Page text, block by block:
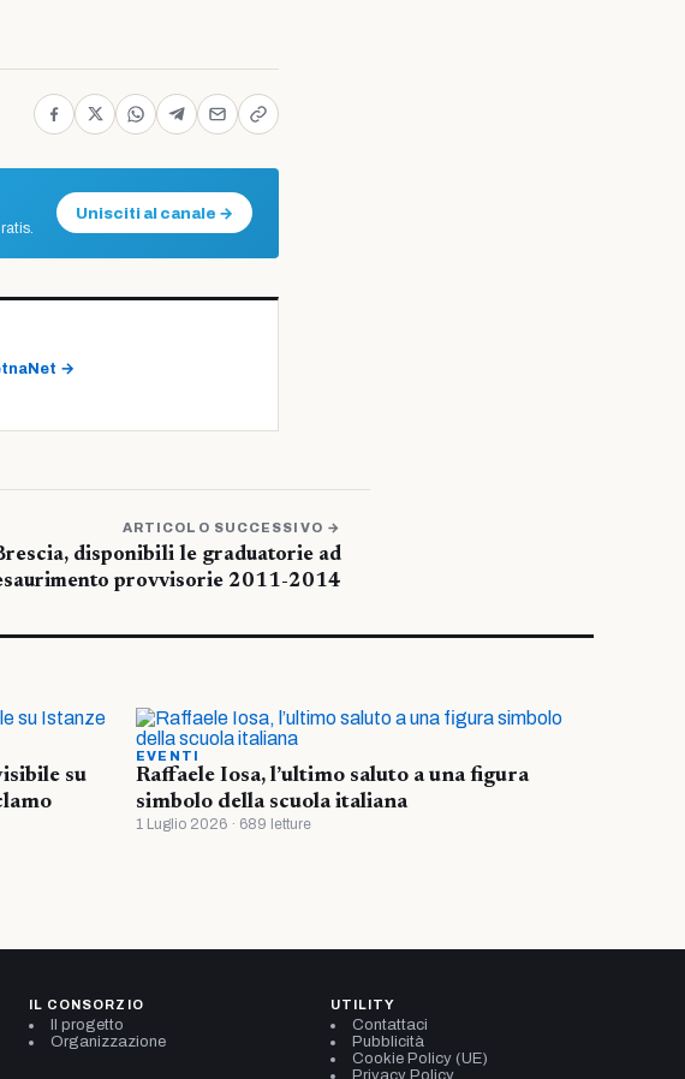
Unisciti al canale →
→
ARTICOLO SUCCESSIVO →
disponibili le graduatorie ad
provvisorie 2011-2014
su
EVENTI
Raffaele Iosa, l’ultimo saluto a una figura
simbolo della scuola italiana
1 Luglio 2026 · 689 letture
IL CONSORZIO
Il progetto
Organizzazione
UTILITY
Contattaci
Pubblicità
Cookie Policy (UE)
Privacy Policy